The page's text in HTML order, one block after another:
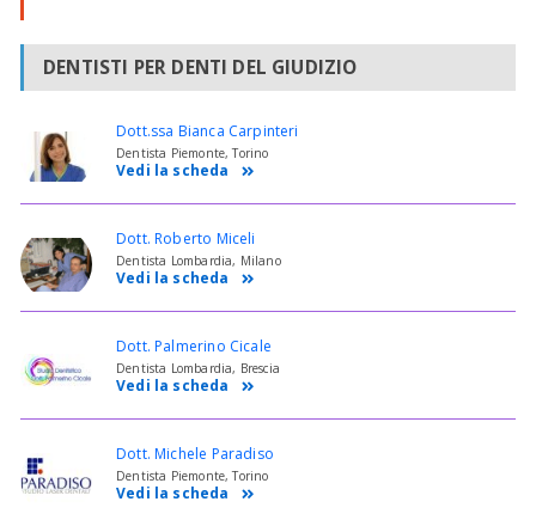
DENTISTI PER DENTI DEL GIUDIZIO
Dott.ssa Bianca Carpinteri
Dentista Piemonte, Torino
Vedi la scheda
Dott. Roberto Miceli
Dentista Lombardia, Milano
Vedi la scheda
Dott. Palmerino Cicale
Dentista Lombardia, Brescia
Vedi la scheda
Dott. Michele Paradiso
Dentista Piemonte, Torino
Vedi la scheda